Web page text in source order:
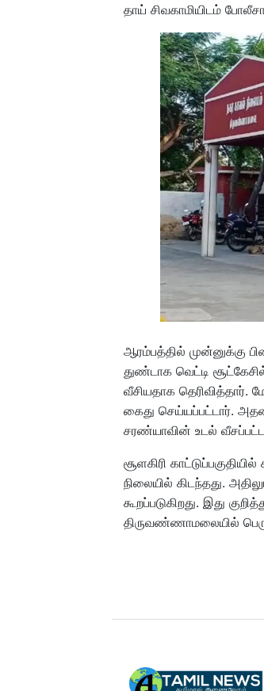
தாய் சிவகாமியிடம்
ஆரம்பத்தில் முன்னுக்கு
துண்டாக வெட்டி
வீசியதாக தெரிவித்தார்.
கைது செய்யப்பட்டார்.
சரண்யாவின் உடல்
சூளகிரி
நிலையில் கிடந்தது.
கூறப்படுகிறது. இது
திருவண்ணாமலையில்